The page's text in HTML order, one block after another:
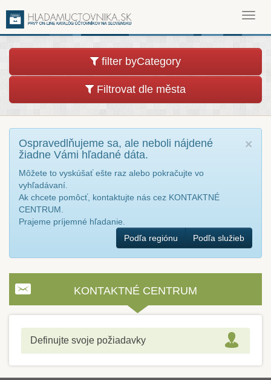
filter byCategory
Filtrovat dle města
×
Ospravedlňujeme sa, ale neboli nájdené
žiadne Vámi hľadané dáta.
Môžete to vyskúšať ešte raz alebo pokračujte vo
vyhľadávaní.
Ak chcete pomôcť, kontaktujte nás cez KONTAKTNÉ
CENTRUM.
Prajeme príjemné hľadanie.
Podľa regiónu
Podľa služieb
KONTAKTNÉ CENTRUM
Definujte svoje požiadavky